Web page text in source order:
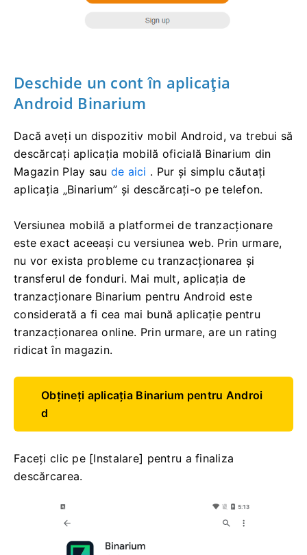
Deschide un cont în aplicația
Android Binarium
Dacă aveți un dispozitiv mobil Android, va trebui să
descărcați aplicația mobilă oficială Binarium din
Magazin Play sau de aici . Pur și simplu căutați
aplicația „Binarium” și descărcați-o pe telefon.
Versiunea mobilă a platformei de tranzacționare
este exact aceeași cu versiunea web. Prin urmare,
nu vor exista probleme cu tranzacționarea și
transferul de fonduri. Mai mult, aplicația de
tranzacționare Binarium pentru Android este
considerată a fi cea mai bună aplicație pentru
tranzacționarea online. Prin urmare, are un rating
ridicat în magazin.
Obțineți aplicația Binarium pentru Androi
d
Faceți clic pe [Instalare] pentru a finaliza
descărcarea.